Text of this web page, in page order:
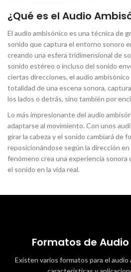
¿Qué es el Audio
El audio ambisónico es una técnica de
sonido que captura el entorno sonoro
creando una esfera tridimensional de
sonido estéreo o incluso del sonido
ciertas direcciones, el audio
totalidad de una escena sonora,
los lados o detrás, sino también por
Lo más impresionante del audio
adaptarse al movimiento. Con unos
girar la cabeza y el sonido cambiará de
reposicionándose según la dirección en
fenómeno crea una experiencia sonora
el sonido en la vida real.
Formatos de
Existen varios formatos para el audio